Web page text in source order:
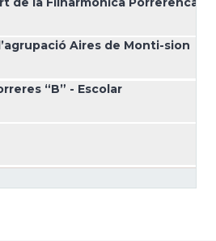
Aires de Monti-sion
“B” - Escolar